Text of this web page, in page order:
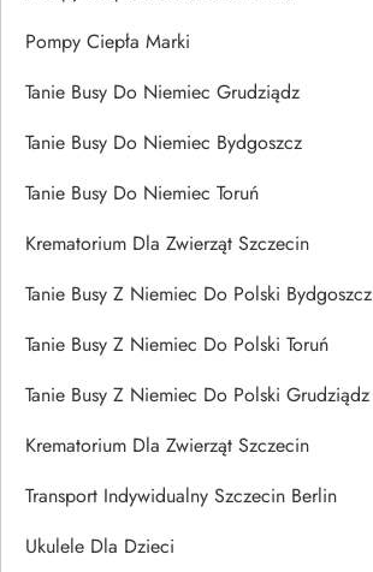
Pompy Ciepła Marki
Tanie Busy Do Niemiec Grudziądz
Tanie Busy Do Niemiec Bydgoszcz
Tanie Busy Do Niemiec Toruń
Krematorium Dla Zwierząt Szczecin
Tanie Busy Z Niemiec Do Polski Bydgoszcz
Tanie Busy Z Niemiec Do Polski Toruń
Tanie Busy Z Niemiec Do Polski Grudziądz
Krematorium Dla Zwierząt Szczecin
Transport Indywidualny Szczecin Berlin
Ukulele Dla Dzieci